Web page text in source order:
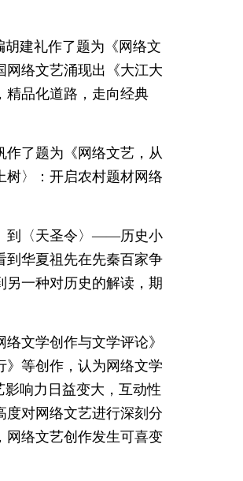
建礼作了题为《网络文
网络文艺涌现出《大江大
精品化道路，走向经典
作了题为《网络文艺，从
树〉：开启农村题材网络
到〈天圣令〉——历史小
到华夏祖先在先秦百家争
一种对历史的解读，期
文学创作与文学评论》
》等创作，认为网络文学
响力日益变大，互动性
度对网络文艺进行深刻分
网络文艺创作发生可喜变